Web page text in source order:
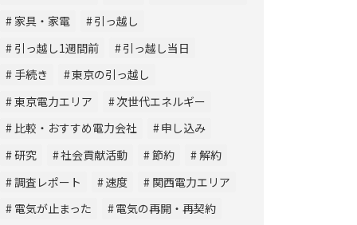
家具・家電
引っ越し
引っ越し1週間前
引っ越し当日
手続き
東京の引っ越し
東京電力エリア
次世代エネルギー
比較・おすすめ電力会社
申し込み
研究
社会貢献活動 節約
解約
調査レポート
速度
関西電力エリア
電気が止まった
電気の再開・再契約